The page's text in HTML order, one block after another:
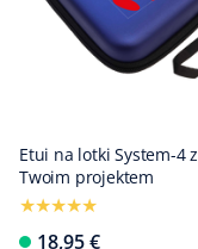
Etui na lotki System-4 z
Twoim projektem
18,95 €